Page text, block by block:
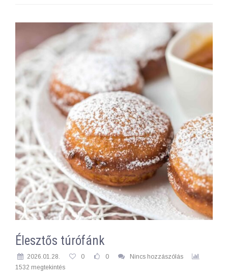
Élesztős túrófánk
2026.01.28. 0 0
Nincs hozzászólás
1532 megtekintés